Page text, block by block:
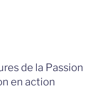
de la Passion
en action